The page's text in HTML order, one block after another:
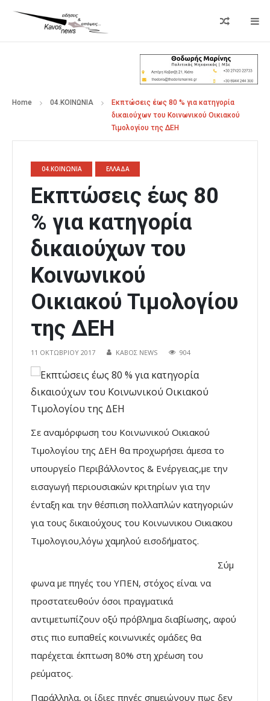
Home 04.ΚΟΙΝΩΝΙΑ
Εκπτώσεις έως 80 % για κατηγορία
δικαιούχων του Κοινωνικού Οικιακού
Τιμολογίου της ΔΕΗ
04.ΚΟΙΝΩΝΙΑ ΕΛΛΑΔΑ
Εκπτώσεις έως 80
% για κατηγορία
δικαιούχων του
Κοινωνικού
Οικιακού Τιμολογίου
της ΔΕΗ
11 ΟΚΤΩΒΡΊΟΥ 2017 ΚΑΒΟΣ NEWS 904
Σε αναμόρφωση του Κοινωνικού Οικιακού
Τιμολογίου της ΔΕΗ θα προχωρήσει άμεσα το
υπουργείο Περιβάλλοντος & Ενέργειας,με την
εισαγωγή περιουσιακών κριτηρίων για την
ένταξη και την θέσπιση πολλαπλών κατηγοριών
για τους δικαιούχους του Κοινωνικου Οικιακου
Τιμολογιου,λόγω χαμηλού εισοδήματος.
Σύμ
φωνα με πηγές του ΥΠΕΝ, στόχος είναι να
προστατευθούν όσοι πραγματικά
αντιμετωπίζουν οξύ πρόβλημα διαβίωσης, αφού
στις πιο ευπαθείς κοινωνικές ομάδες θα
παρέχεται έκπτωση 80% στη χρέωση του
ρεύματος.
Παράλληλα, οι ίδιες πηγές σημειώνουν πως δεν